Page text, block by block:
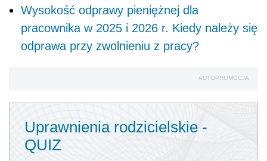
Wysokość odprawy pieniężnej dla
pracownika w 2025 i 2026 r. Kiedy należy się
odprawa przy zwolnieniu z pracy?
AUTOPROMOCJA
Uprawnienia rodzicielskie -
QUIZ